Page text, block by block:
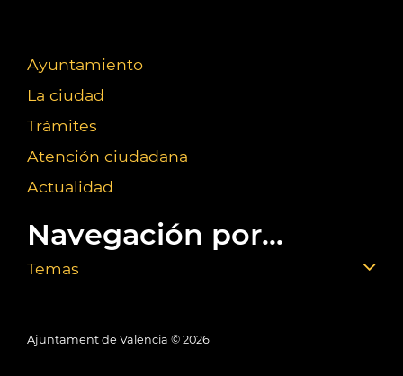
Ayuntamiento
La ciudad
Trámites
Atención ciudadana
Actualidad
Navegación por...
Temas
Ajuntament de València © 2026